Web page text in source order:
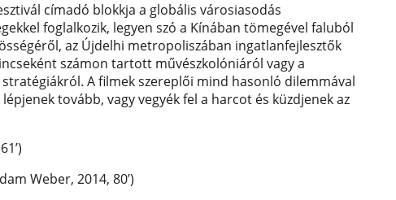
címadó blokkja a globális városiasodás
foglalkozik, legyen szó a Kínában tömegével faluból
az Újdelhi metropoliszában ingatlanfejlesztők
számon tartott művészkolóniáról vagy a
A filmek szereplői mind hasonló dilemmával
tovább, vagy vegyék fel a harcot és küzdjenek az
Weber, 2014, 80’)